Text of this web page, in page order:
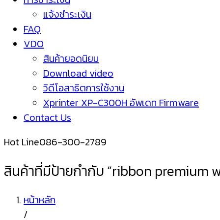
แจ้งชำระเงิน
FAQ
VDO
สินค้ายอดนิยม
Download video
วิดีโอสาธิตการใช้งาน
Xprinter XP-C300H อัพเดท Firmware
Contact Us
Hot Line086-300-2789
สินค้าที่มีป้ายกำกับ “ribbon premium
หน้าหลัก
/